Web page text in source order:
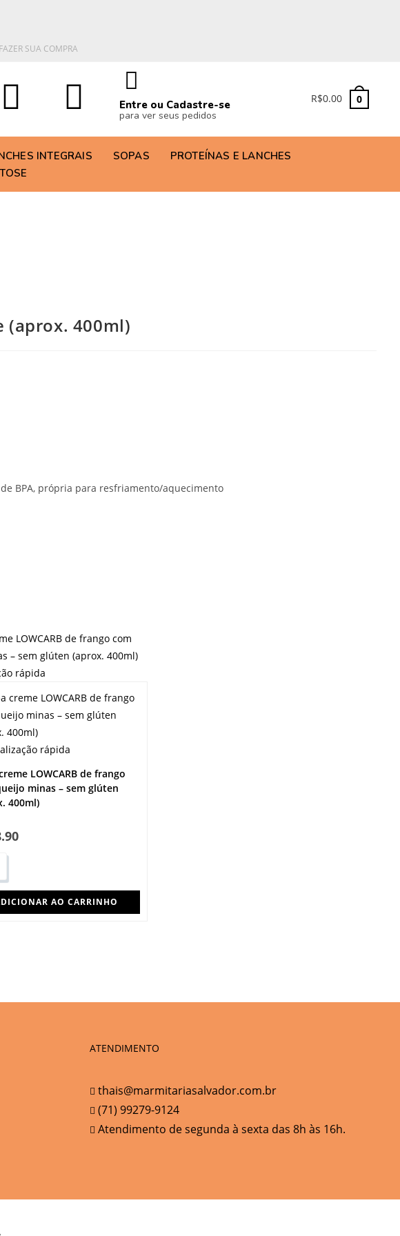
SUA COMPRA
Entre ou Cadastre-se
para ver seus pedidos
R$0.00 0
INTEGRAIS SOPAS
PROTEÍNAS E LANCHES
(aprox. 400ml)
BPA, própria para resfriamento/aquecimento
rápida
rápida
LOWCARB de frango
minas – sem glúten
400ml)
AO CARRINHO
ATENDIMENTO
thais@marmitariasalvador.com.br
(71) 99279-9124
Atendimento de segunda à sexta das 8h às 16h.